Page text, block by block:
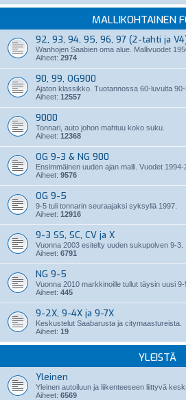
MALLIKOHTAINEN
92, 93, 94, 95, 96, 97 (2-tahti ja
Wanhojen Saabien oma alue. Mallivuodet
Aiheet: 2974
90, 99, OG900
Ajaton klassikko. Tuotannossa 60-luvulta 90-
Aiheet: 12557
9000
Tonnari, auto johon mahtuu koko suku.
Aiheet: 12368
OG 9-3 & NG 900
Ensimmäinen uuden ajan malli. Vuodet 1994-
Aiheet: 9576
OG 9-5
9-5 tuli tonnarin seuraajaksi syksyllä 1997.
Aiheet: 12916
9-3 SS, SC, CV ja X
Vuonna 2003 esitelty uuden sukupolven 9-3.
Aiheet: 6791
NG 9-5
Vuonna 2010 markkinoille tullut täysin uusi 9-
Aiheet: 445
9-2X, 9-4X ja 9-7X
Keskustelut Saabarusta ja citymaastureista.
Aiheet: 19
YLEISTÄ
Yleinen
Yleinen autoiluun ja liikenteeseen liittyvä
Aiheet: 6569